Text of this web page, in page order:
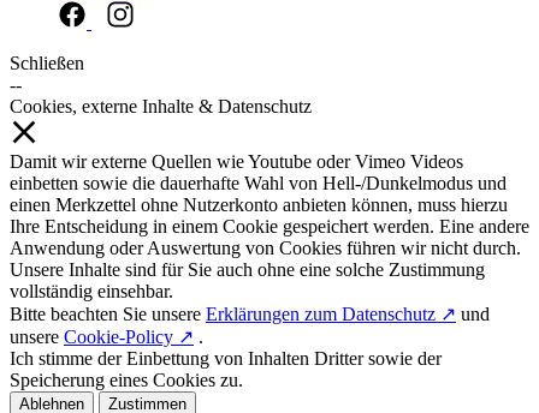
Schließen
--
Cookies, externe Inhalte & Datenschutz
Damit wir externe Quellen wie Youtube oder Vimeo Videos
einbetten sowie die dauerhafte Wahl von Hell-/Dunkelmodus und
einen Merkzettel ohne Nutzerkonto anbieten können, muss hierzu
Ihre Entscheidung in einem Cookie gespeichert werden. Eine andere
Anwendung oder Auswertung von Cookies führen wir nicht durch.
Unsere Inhalte sind für Sie auch ohne eine solche Zustimmung
vollständig einsehbar.
Bitte beachten Sie unsere Erklärungen zum Datenschutz ↗ und
unsere Cookie-Policy ↗ .
Ich stimme der Einbettung von Inhalten Dritter sowie der
Speicherung eines Cookies zu.
Ablehnen Zustimmen